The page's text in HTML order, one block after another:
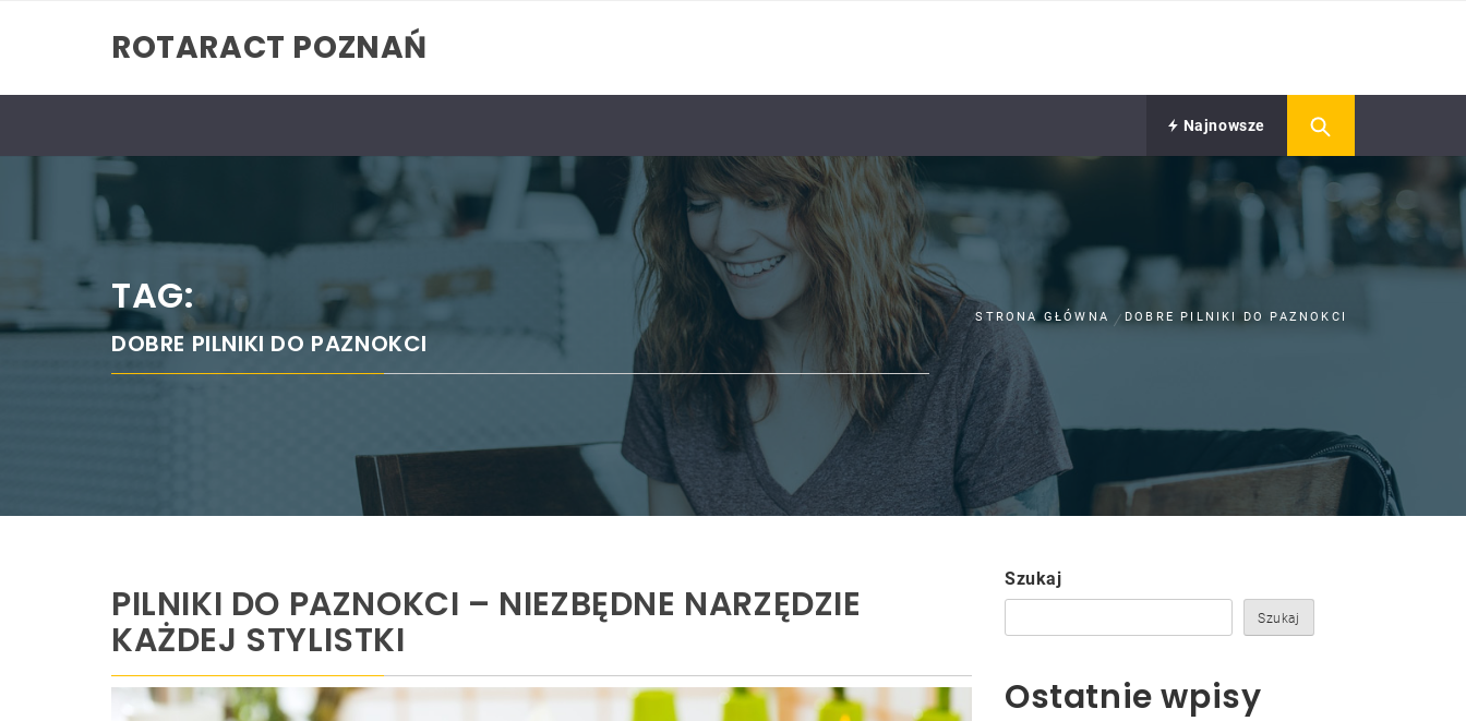
ROTARACT POZNAŃ
Najnowsze
TAG:
DOBRE PILNIKI DO PAZNOKCI
STRONA GŁÓWNA DOBRE PILNIKI DO PAZNOKCI
PILNIKI DO PAZNOKCI – NIEZBĘDNE NARZĘDZIE
KAŻDEJ STYLISTKI
Szukaj
Szukaj
Ostatnie wpisy